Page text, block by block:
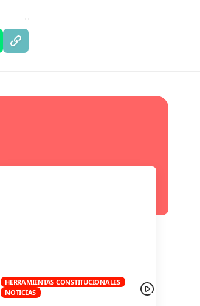
HERRAMIENTAS CONSTITUCIONALES
NOTICIAS